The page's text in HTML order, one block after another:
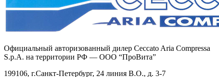
Официальный авторизованный дилер Ceccato Aria Compressa
S.p.A. на территории РФ — ООО “ПроВита”
199106, г.Санкт-Петербург, 24 линия В.О., д. 3-7